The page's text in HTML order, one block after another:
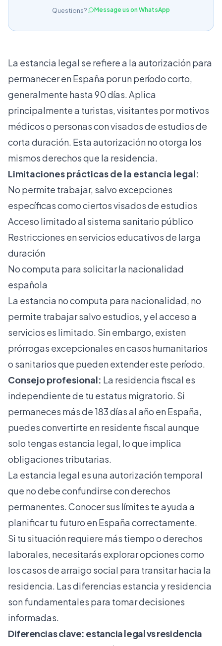
Questions? Message us on WhatsApp
La estancia legal se refiere a la autorización para
permanecer en España por un período corto,
generalmente hasta 90 días. Aplica
principalmente a turistas, visitantes por motivos
médicos o personas con visados de estudios de
corta duración. Esta autorización no otorga los
mismos derechos que la residencia.
Limitaciones prácticas de la estancia legal:
No permite trabajar, salvo excepciones
específicas como ciertos visados de estudios
Acceso limitado al sistema sanitario público
Restricciones en servicios educativos de larga
duración
No computa para solicitar la nacionalidad
española
La estancia no computa para nacionalidad, no
permite trabajar salvo estudios, y el acceso a
servicios es limitado. Sin embargo, existen
prórrogas excepcionales en casos humanitarios
o sanitarios que pueden extender este período.
Consejo profesional: La residencia fiscal es
independiente de tu estatus migratorio. Si
permaneces más de 183 días al año en España,
puedes convertirte en residente fiscal aunque
solo tengas estancia legal, lo que implica
obligaciones tributarias.
La estancia legal es una autorización temporal
que no debe confundirse con derechos
permanentes. Conocer sus límites te ayuda a
planificar tu futuro en España correctamente.
Si tu situación requiere más tiempo o derechos
laborales, necesitarás explorar opciones como
loscasos de arraigo social para transitar hacia la
residencia. Las diferencias estancia y residencia
son fundamentales para tomar decisiones
informadas.
Diferencias clave: estancia legal vs residencia